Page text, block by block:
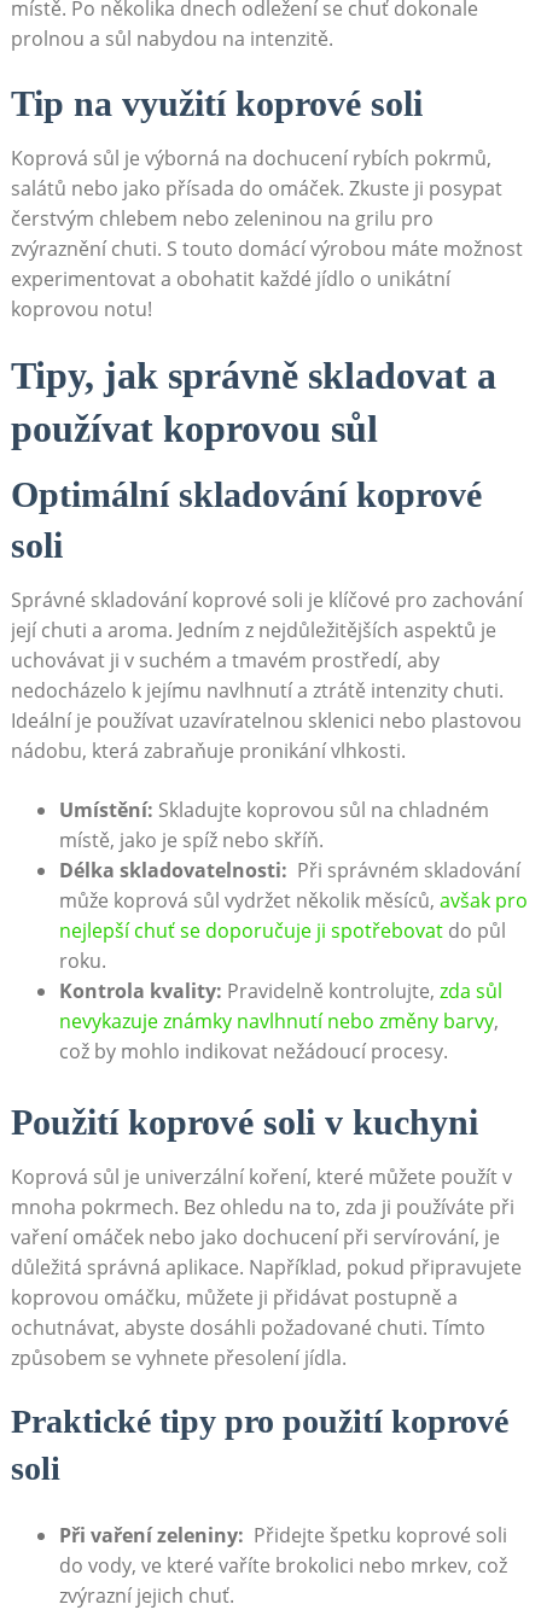
místě. Po několika​ dnech​ odležení se chuť dokonale
prolnou a sůl nabydou​ na intenzitě.
Tip​ na využití koprové soli
Koprová sůl je ⁢výborná na ‍dochucení rybích pokrmů,
salátů nebo jako přísada do omáček. Zkuste ⁢ji posypat
čerstvým chlebem nebo zeleninou na grilu​ pro
zvýraznění chuti. S touto⁤ domácí výrobou⁤ máte možnost
experimentovat a obohatit každé‍ jídlo o unikátní⁤
koprovou notu!
Tipy, jak správně skladovat a
používat koprovou sůl
Optimální skladování koprové
soli
Správné skladování koprové soli je klíčové pro zachování
její ⁤chuti‌ a‍ aroma. Jedním z nejdůležitějších⁤ aspektů je
⁤uchovávat ji ‌v suchém a tmavém prostředí,​ aby
nedocházelo k jejímu navlhnutí a⁢ ztrátě ‍intenzity chuti.
Ideální ‌je používat uzavíratelnou sklenici⁣ nebo ‌plastovou
nádobu, která⁤ zabraňuje pronikání vlhkosti. ‍
Umístění: Skladujte koprovou​ sůl na chladném
místě, jako​ je ‍spíž ‌nebo skříň.
Délka skladovatelnosti: ‍ Při správném skladování
⁣může koprová sůl ⁢vydržet několik měsíců, avšak pro
nejlepší chuť se ⁤doporučuje ji ‍spotřebovatdo půl
roku.
Kontrola kvality: Pravidelně kontrolujte, ⁢ zda sůl
nevykazuje známky navlhnutí nebo změny barvy,‌
což by mohlo⁤ indikovat nežádoucí procesy.
Použití koprové soli v kuchyni
Koprová sůl je⁣ univerzální ‍koření, ‌které můžete použít v
‌mnoha⁢ pokrmech. Bez ohledu na to, zda ji používáte při
vaření ‌omáček nebo ‍jako dochucení při servírování, ​je
důležitá správná aplikace. ⁢Například, pokud​ připravujete
koprovou ⁣omáčku, můžete ji přidávat postupně a
⁤ochutnávat, ​abyste ‍dosáhli‌ požadované‌ chuti. Tímto
způsobem ‍se vyhnete přesolení ‌jídla.
Praktické tipy pro použití⁣ koprové
soli
Při vaření​ zeleniny: ‍ Přidejte‌ špetku koprové ⁣soli
do vody, ve které ‍vaříte ⁣brokolici nebo⁣ mrkev, což
zvýrazní jejich chuť.